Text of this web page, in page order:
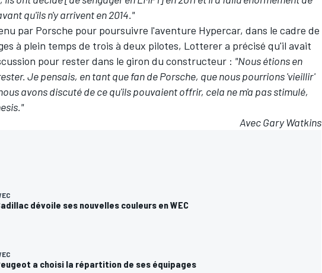
qu'ils n'y arrivent en 2014."
par Porsche pour poursuivre l'aventure Hypercar, dans le cadre de
à plein temps de trois à deux pilotes, Lotterer a précisé qu'il avait
pour rester dans le giron du constructeur : "Nous étions en
Je pensais, en tant que fan de Porsche, que nous pourrions 'vieillir'
avons discuté de ce qu'ils pouvaient offrir, cela ne m'a pas stimulé,
Avec Gary Watkins
dévoile ses nouvelles couleurs en WEC
a choisi la répartition de ses équipages